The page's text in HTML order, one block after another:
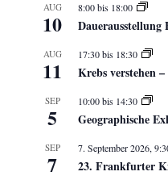
AUG
10
8:00bis 18:00
AUG
11
17:30bis 18:30
Krebs verstehen
SEP
5
10:00bis 14:30
Geographische
SEP
7
7. September 2026,
23. Frankfurter